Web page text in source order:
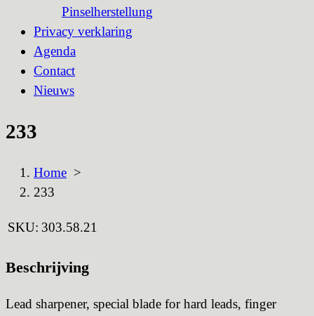
Pinselherstellung
Privacy verklaring
Agenda
Contact
Nieuws
233
Home >
233
SKU: 303.58.21
Beschrijving
Lead sharpener, special blade for hard leads, finger